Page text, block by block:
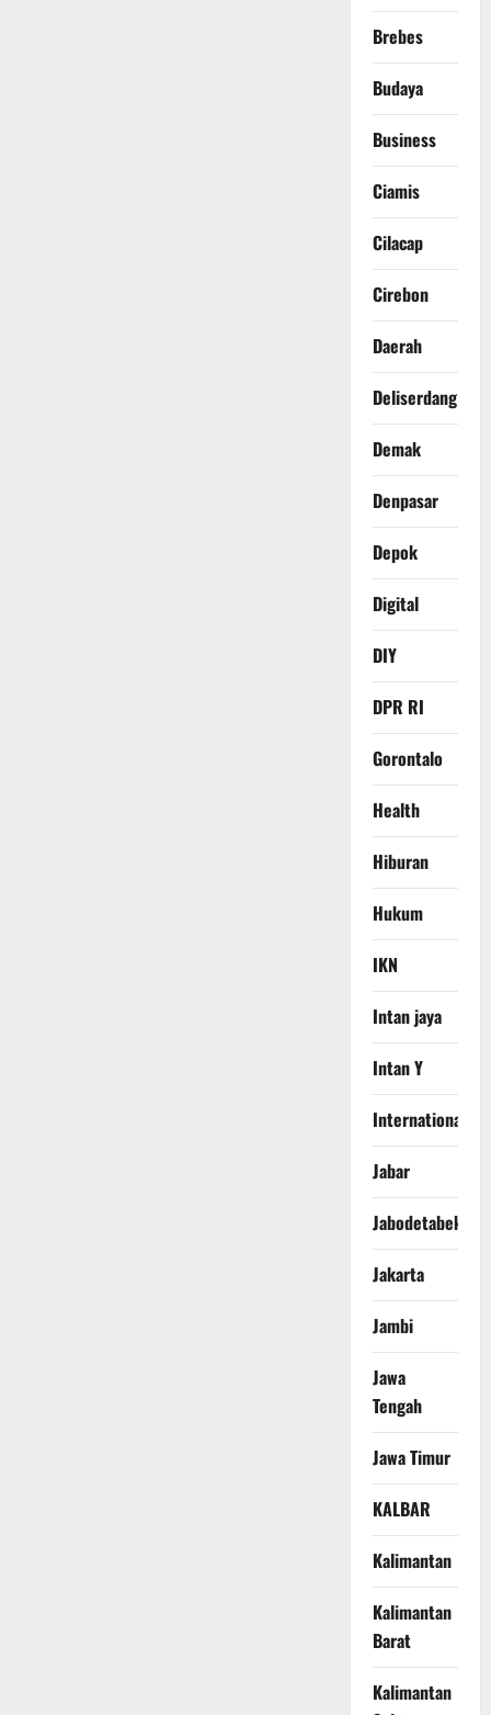
Brebes
Budaya
Business
Ciamis
Cilacap
Cirebon
Daerah
Deliserdang
Demak
Denpasar
Depok
Digital
DIY
DPR RI
Gorontalo
Health
Hiburan
Hukum
IKN
Intan jaya
Intan Y
International
Jabar
Jabodetabek
Jakarta
Jambi
Jawa
Tengah
Jawa Timur
KALBAR
Kalimantan
Kalimantan
Barat
Kalimantan